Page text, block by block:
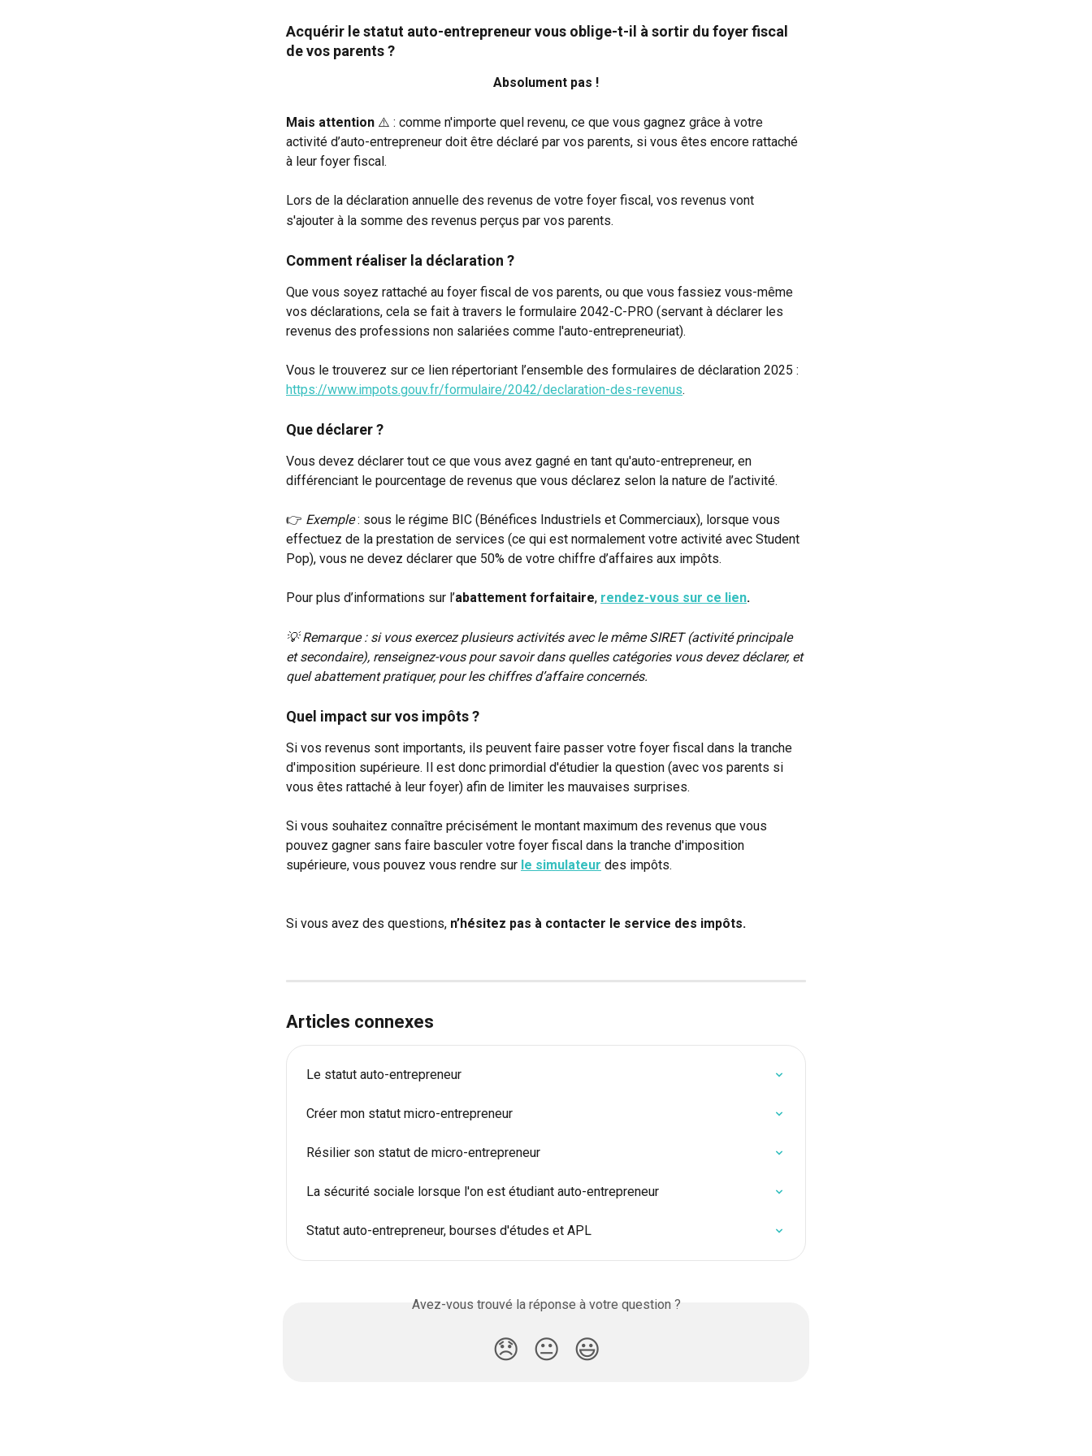
Acquérir le statut auto-entrepreneur vous oblige-t-il à sortir du foyer fiscal
de vos parents ?
Absolument pas !
Mais attention ⚠️ : comme n'importe quel revenu, ce que vous gagnez grâce à votre
activité d’auto-entrepreneur doit être déclaré par vos parents, si vous êtes encore rattaché
à leur foyer fiscal.
Lors de la déclaration annuelle des revenus de votre foyer fiscal, vos revenus vont
s'ajouter à la somme des revenus perçus par vos parents.
Comment réaliser la déclaration ?
Que vous soyez rattaché au foyer fiscal de vos parents, ou que vous fassiez vous-même
vos déclarations, cela se fait à travers le formulaire 2042-C-PRO (servant à déclarer les
revenus des professions non salariées comme l'auto-entrepreneuriat).
Vous le trouverez sur ce lien répertoriant l’ensemble des formulaires de déclaration 2025 :
https://www.impots.gouv.fr/formulaire/2042/declaration-des-revenus.
Que déclarer ?
Vous devez déclarer tout ce que vous avez gagné en tant qu'auto-entrepreneur, en
différenciant le pourcentage de revenus que vous déclarez selon la nature de l’activité.
👉 Exemple : sous le régime BIC (Bénéfices Industriels et Commerciaux), lorsque vous
effectuez de la prestation de services (ce qui est normalement votre activité avec Student
Pop), vous ne devez déclarer que 50% de votre chiffre d’affaires aux impôts.
Pour plus d’informations sur l’abattement forfaitaire, rendez-vous sur ce lien.
💡 Remarque : si vous exercez plusieurs activités avec le même SIRET (activité principale
et secondaire), renseignez-vous pour savoir dans quelles catégories vous devez déclarer, et
quel abattement pratiquer, pour les chiffres d’affaire concernés.
Quel impact sur vos impôts ?
Si vos revenus sont importants, ils peuvent faire passer votre foyer fiscal dans la tranche
d'imposition supérieure. Il est donc primordial d'étudier la question (avec vos parents si
vous êtes rattaché à leur foyer) afin de limiter les mauvaises surprises.
Si vous souhaitez connaître précisément le montant maximum des revenus que vous
pouvez gagner sans faire basculer votre foyer fiscal dans la tranche d'imposition
supérieure, vous pouvez vous rendre sur le simulateur des impôts.
Si vous avez des questions, n’hésitez pas à contacter le service des impôts.
Articles connexes
Le statut auto-entrepreneur
Créer mon statut micro-entrepreneur
Résilier son statut de micro-entrepreneur
La sécurité sociale lorsque l'on est étudiant auto-entrepreneur
Statut auto-entrepreneur, bourses d'études et APL
Avez-vous trouvé la réponse à votre question ?
😞 😐 😃